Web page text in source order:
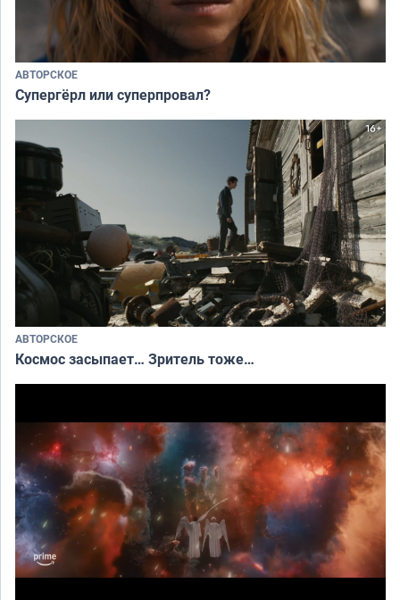
АВТОРСКОЕ
Супергёрл или суперпровал?
АВТОРСКОЕ
Космос засыпает… Зритель тоже…